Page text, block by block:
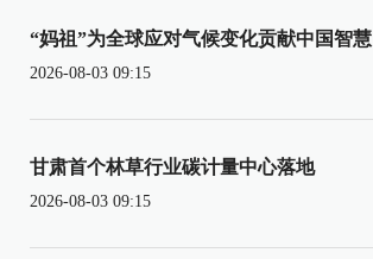
“妈祖”为全球应对气候变化贡献中国智慧
2026-08-03 09:15
甘肃首个林草行业碳计量中心落地
2026-08-03 09:15